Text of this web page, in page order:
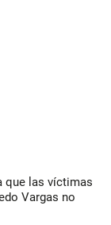
que las víctimas
Vargas no